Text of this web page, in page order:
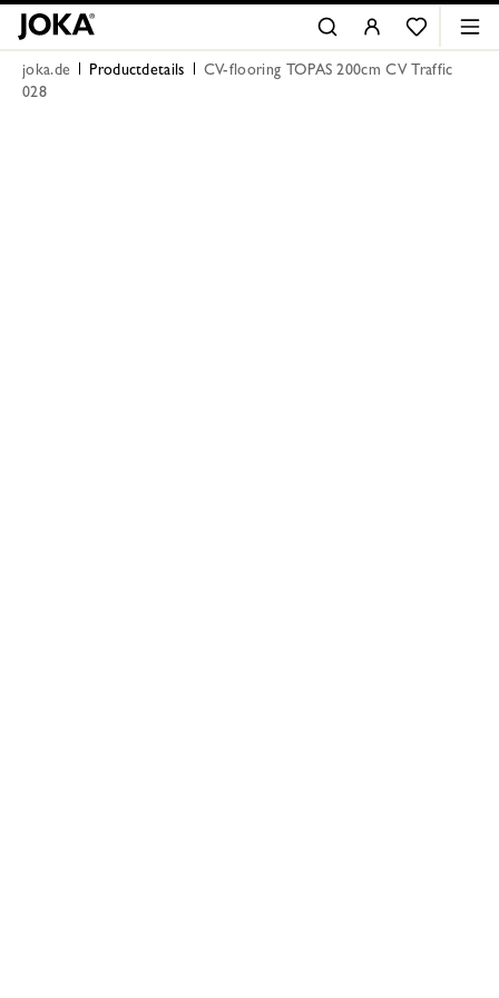
joka.de Productdetails
CV-flooring TOPAS 200cm CV Traffic
028